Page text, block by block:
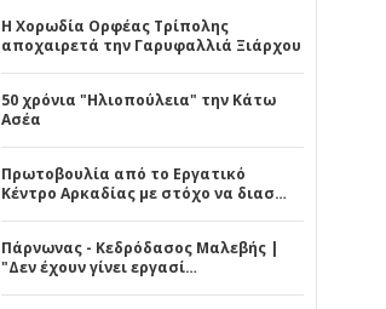
Η Χορωδία Ορφέας Τρίπολης
αποχαιρετά την Γαρυφαλλιά Ξιάρχου
50 χρόνια "Ηλιοπούλεια" την Κάτω
Ασέα
Πρωτοβουλία από το Εργατικό
Κέντρο Αρκαδίας με στόχο να διασ…
Πάρνωνας - Κεδρόδασος Μαλεβής |
"Δεν έχουν γίνει εργασί…